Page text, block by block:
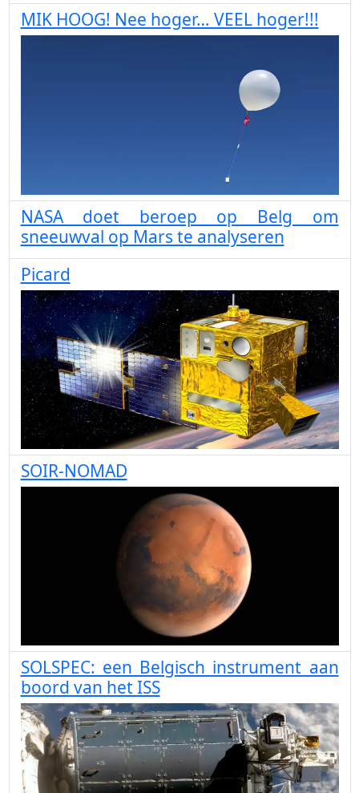
MIK HOOG! Nee hoger… VEEL hoger!!!
NASA doet beroep op Belg om
sneeuwval op Mars te analyseren
Picard
SOIR-NOMAD
SOLSPEC: een Belgisch instrument aan
boord van het ISS